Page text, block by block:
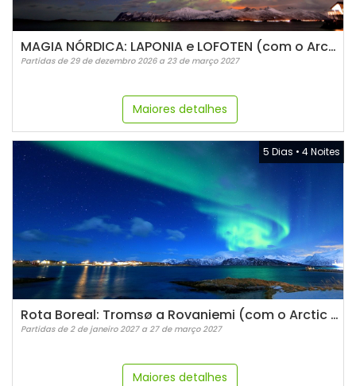
MAGIA NÓRDICA: LAPONIA e LOFOTEN (com o Arctic Train)
Partidas de 29 de dezembro 2026 a 23 de março 2027
Maiores detalhes
5 Dias • 4 Noites
Rota Boreal: Tromsø a Rovaniemi (com o Arctic Train)
Partidas de 2 de janeiro 2027 a 27 de março 2027
Maiores detalhes